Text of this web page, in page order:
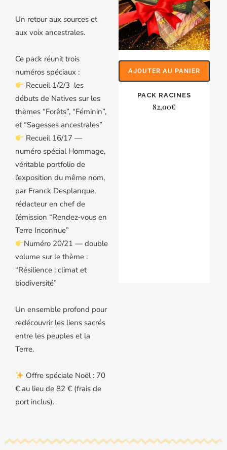
Un retour aux sources et
aux voix ancestrales.
Ce pack réunit trois
numéros spéciaux :
Recueil 1/2/3 les
débuts de Natives sur les
thèmes “Forêts”, “Féminin”,
et “Sagesses ancestrales”
Recueil 16/17 —
numéro spécial Hommage,
véritable portfolio de
l’exposition du même nom,
par Franck Desplanque,
rédacteur en chef de
l’émission “Rendez-vous en
Terre Inconnue”
Numéro 20/21 — double
volume sur le thème :
“Résilience : climat et
biodiversité”
Un ensemble profond pour
redécouvrir les liens sacrés
entre les peuples et la
Terre.
Offre spéciale Noël : 70
€ au lieu de 82 € (frais de
port inclus).
AJOUTER AU PANIER
PACK RACINES
82,00€